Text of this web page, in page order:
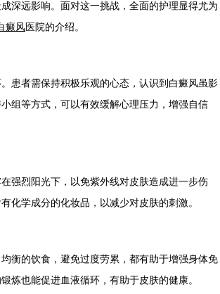
深远影响。面对这一挑战，全面的护理显得尤为
癜风 医院的介绍。
患者需保持积极乐观的心态，认识到白癜风虽影
组等方式，可以有效缓解心理压力，增强自信
烈阳光下，以免紫外线对皮肤造成进一步伤
化学成分的化妆品，以减少对皮肤的刺激。
的饮食，避免过度劳累，都有助于增强身体免
炼也能促进血液循环，有助于皮肤的健康。